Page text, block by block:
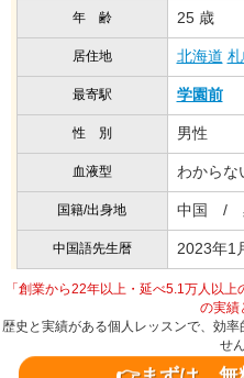
年 齢 25 歳
居住地 北海道
最寄駅 学園前
性 別 男性
血液型 わからな
国籍/出身地 中国 /
中国語先生暦 2023年1
「創業から22年以上・延べ5.1万人以
の実績
歴史と実績がある個人レッスンで、効
せ